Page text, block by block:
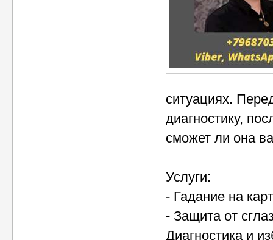
ситуациях.
диагностику,
сможет ли она
Услуги:
- Гадание на
- Защита от
Диагностика и